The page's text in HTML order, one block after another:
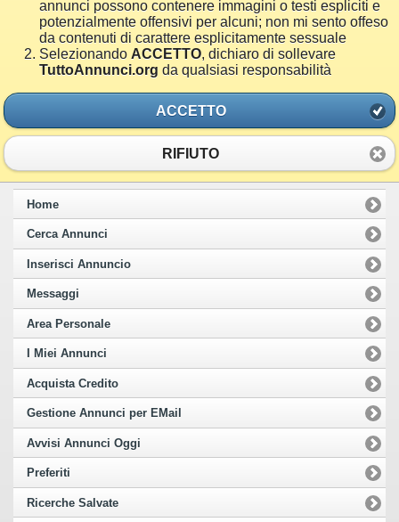
annunci possono contenere immagini o testi espliciti e
potenzialmente offensivi per alcuni; non mi sento offeso
da contenuti di carattere esplicitamente sessuale
Selezionando ACCETTO, dichiaro di sollevare
TuttoAnnunci.org da qualsiasi responsabilità
ACCETTO
RIFIUTO
Home
Cerca Annunci
Inserisci Annuncio
Messaggi
Area Personale
I Miei Annunci
Acquista Credito
Gestione Annunci per EMail
Avvisi Annunci Oggi
Preferiti
Ricerche Salvate